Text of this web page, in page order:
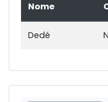
Nome
Dedé